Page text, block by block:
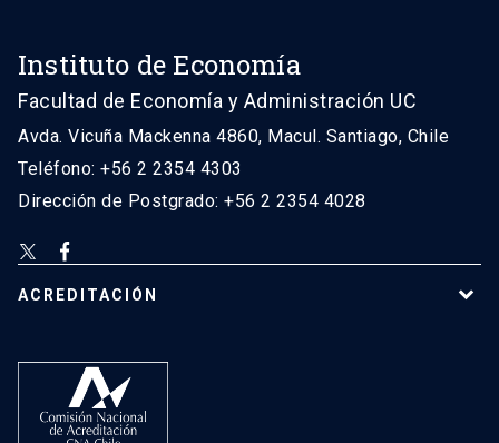
Instituto de Economía
Facultad de Economía y Administración UC
Avda. Vicuña Mackenna 4860, Macul. Santiago, Chile
Teléfono: +56 2 2354 4303
Dirección de Postgrado: +56 2 2354 4028
ACREDITACIÓN